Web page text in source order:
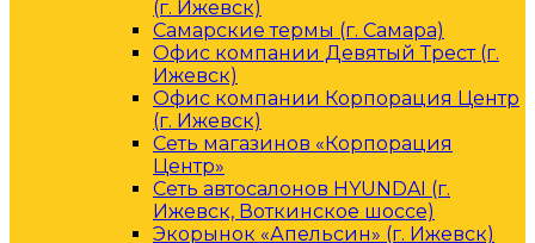
(г. Ижевск)
Самарские термы (г. Самара)
Офис компании Девятый Трест (г.
Ижевск)
Офис компании Корпорация Центр
(г. Ижевск)
Сеть магазинов «Корпорация
Центр»
Сеть автосалонов HYUNDAI (г.
Ижевск, Воткинское шоссе)
Экорынок «Апельсин» (г. Ижевск)